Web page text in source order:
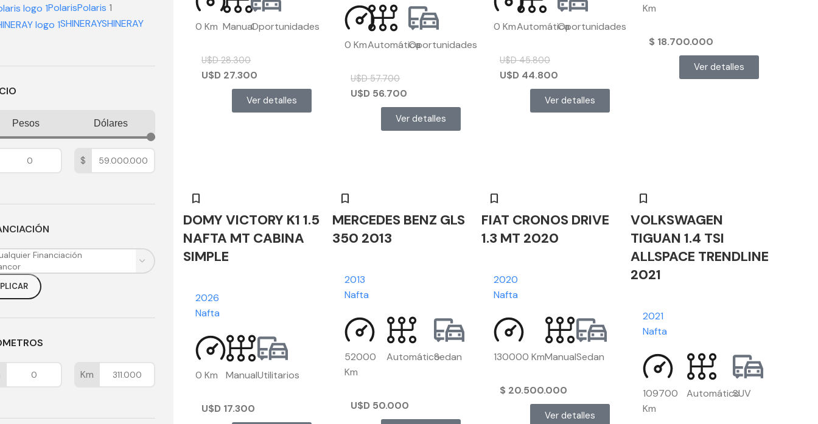
PolarisPolaris 1
SHINERAYSHINERAY
Pesos Dólares
$
Km
0 Km ManualOportunidades
U$D28.300
U$D 27.300
Ver detalles
0 KmAutomáticaOportunidades
U$D57.700
U$D 56.700
Ver detalles
0 KmAutomáticaOportunidades
U$D45.800
U$D 44.800
Ver detalles
Km
$ 18.700.000
Ver detalles
DOMY VICTORY K1 1.5
NAFTA MT CABINA
SIMPLE
2026
Nafta
0 Km ManualUtilitarios
U$D 17.300
MERCEDES BENZ GLS
350 2013
2013
Nafta
52000
Km
AutomáticoSedan
U$D 50.000
FIAT CRONOS DRIVE
1.3 MT 2020
2020
Nafta
130000 KmManualSedan
$ 20.500.000
Ver detalles
VOLKSWAGEN
TIGUAN 1.4 TSI
ALLSPACE TRENDLINE
2021
2021
Nafta
109700
Km
AutomáticoSUV